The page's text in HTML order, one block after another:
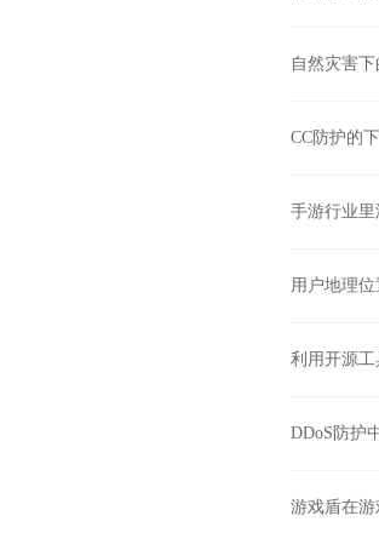
自然灾害
CC防护的
手游行业
用户地理
利用开源工
DDoS防护
游戏盾在